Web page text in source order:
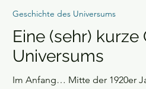
Eine (sehr)
Universums
Im Anfang… Mitte der 1920er
Geschichte des Universums